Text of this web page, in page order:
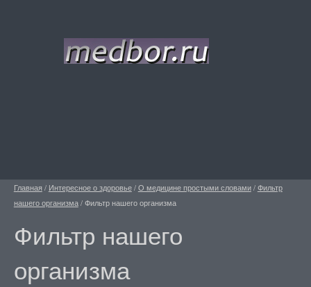
Главная / Интересное о здоровье/О медицине простыми словами/Фильтр
нашего организма/Фильтр нашего организма
Фильтр нашего
организма